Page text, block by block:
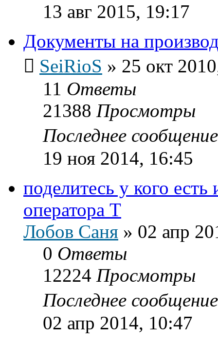
13 авг 2015, 19:17
Документы на
SeiRioS » 25 окт
11 Ответы
21388 Просмотры
Последнее
19 ноя 2014, 16:45
поделитесь у кого
оператора Т
Лобов Саня » 02 апр
0 Ответы
12224 Просмотры
Последнее
02 апр 2014, 10:47